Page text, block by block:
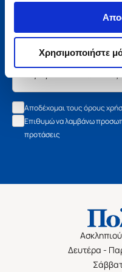
Χρησιμοποιήστε
Μάθετε τα
Εγγραφείτε στο
νέα βιβλία, τις
Αποδέχομαι τους όρους
Επιθυμώ να λαμβάνω
προτάσεις
Δευτέρα -